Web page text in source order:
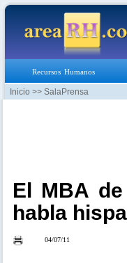
Recursos Humanos
Inicio >> SalaPrensa
El MBA
habla
04/07/11